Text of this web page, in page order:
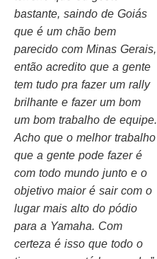
bastante, saindo de Goiás
que é um chão bem
parecido com Minas Gerais,
então acredito que a gente
tem tudo pra fazer um rally
brilhante e fazer um bom
um bom trabalho de equipe.
Acho que o melhor trabalho
que a gente pode fazer é
com todo mundo junto e o
objetivo maior é sair com o
lugar mais alto do pódio
para a Yamaha. Com
certeza é isso que todo o